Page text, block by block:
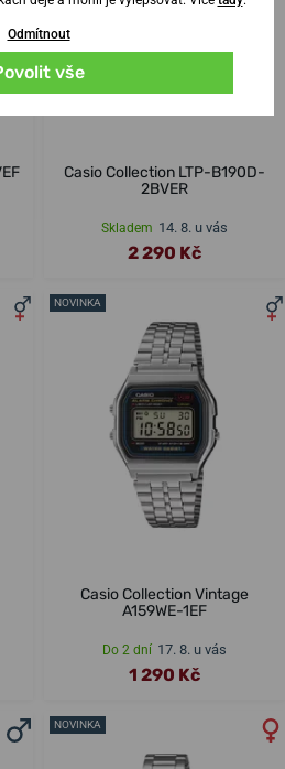
Casio Collection LTP-B190D-
2BVER
Skladem 14. 8. u vás
2 290 Kč
NOVINKA
Casio Collection Vintage
A159WE-1EF
Do 2 dní 17. 8. u vás
1 290 Kč
NOVINKA
Odmítnout
vše